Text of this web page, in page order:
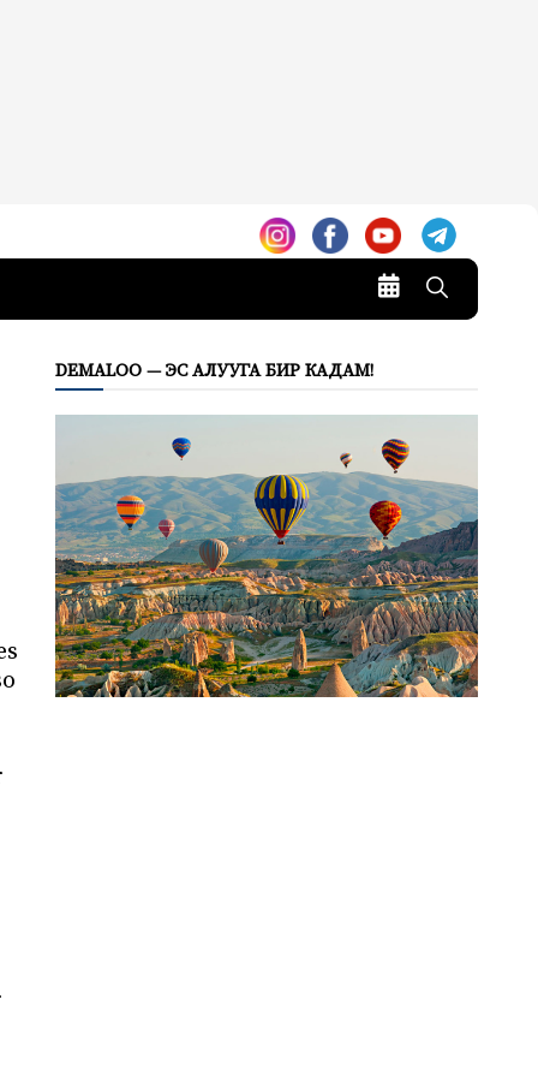
DEMALOO — ЭС АЛУУГА БИР КАДАМ!